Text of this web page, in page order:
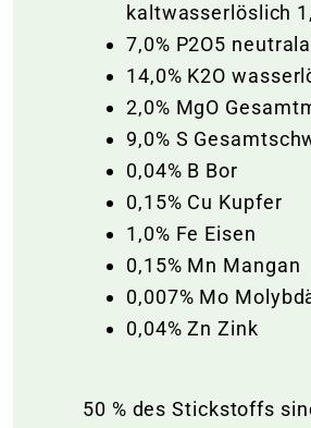
kaltwasserlöslich
7,0% P2O5
14,0% K2O
2,0% MgO
9,0% S
0,04% B Bor
0,15% Cu Kupfer
1,0% Fe Eisen
0,15% Mn Mangan
0,007% Mo
0,04% Zn Zink
50 % des Stickstoffs